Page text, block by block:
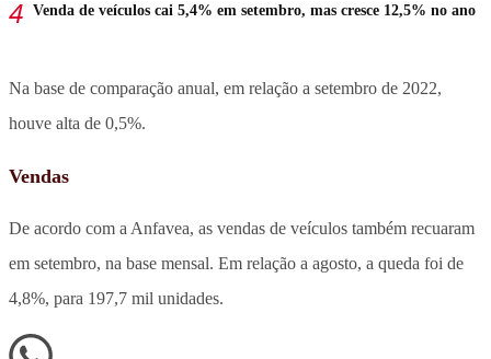
Venda de veículos cai 5,4% em setembro, mas cresce 12,5% no ano
Na base de comparação anual, em relação a setembro de 2022,
houve alta de 0,5%.
Vendas
De acordo com a Anfavea, as vendas de veículos também recuaram
em setembro, na base mensal. Em relação a agosto, a queda foi de
4,8%, para 197,7 mil unidades.